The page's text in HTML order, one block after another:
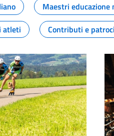
Maestri educazione
atleti Contributi e